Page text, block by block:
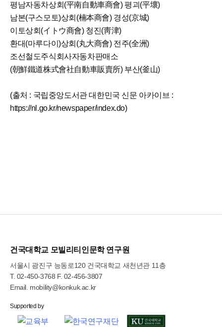
평남자동차상회(平南自動車商會) 평괴(平壞)
남본(구스모토)상회(楠本商會) 경성(京城)
이토상회(イトウ商會) 청진(靑津)
환대(마루다이)상회(丸大商會) 전주(全洲)
조선철도주식회사자동차판매소
(朝鮮鐵道株式會社自動車販賣所) 부산(釜山)
(출처 : 국립중앙도서관 대한민국 신문 아카이브 :
https://nl.go.kr/newspaper/index.do)
건국대학교 모빌리티인문학 연구원
서울시 광진구 능동로120 건국대학교 새천년관 11층
T. 02-450-3768 F. 02-456-3807
Email. mobility@konkuk.ac.kr